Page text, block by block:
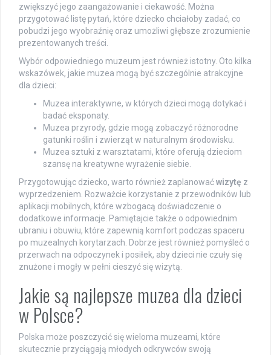
zwiększyć jego zaangażowanie i ciekawość. Można
przygotować listę pytań, które dziecko chciałoby zadać, co
pobudzi jego wyobraźnię oraz umożliwi głębsze zrozumienie
prezentowanych treści.
Wybór odpowiedniego muzeum jest również istotny. Oto kilka
wskazówek, jakie muzea mogą być szczególnie atrakcyjne
dla dzieci:
Muzea interaktywne, w których dzieci mogą dotykać i
badać eksponaty.
Muzea przyrody, gdzie mogą zobaczyć różnorodne
gatunki roślin i zwierząt w naturalnym środowisku.
Muzea sztuki z warsztatami, które oferują dzieciom
szansę na kreatywne wyrażenie siebie.
Przygotowując dziecko, warto również zaplanowaćwizytę z
wyprzedzeniem. Rozważcie korzystanie z przewodników lub
aplikacji mobilnych, które wzbogacą doświadczenie o
dodatkowe informacje. Pamiętajcie także o odpowiednim
ubraniu i obuwiu, które zapewnią komfort podczas spaceru
po muzealnych korytarzach. Dobrze jest również pomyśleć o
przerwach na odpoczynek i posiłek, aby dzieci nie czuły się
znużone i mogły w pełni cieszyć się wizytą.
Jakie są najlepsze muzea dla dzieci
w Polsce?
Polska może poszczycić się wieloma muzeami, które
skutecznie przyciągają młodych odkrywców swoją